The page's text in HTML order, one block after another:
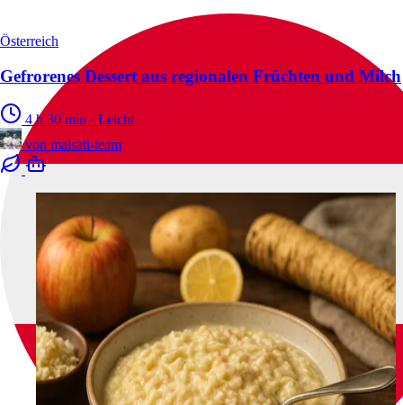
Österreich
Gefrorenes Dessert aus regionalen Früchten und Milch
4 h 30 min · Leicht
von malsati-team